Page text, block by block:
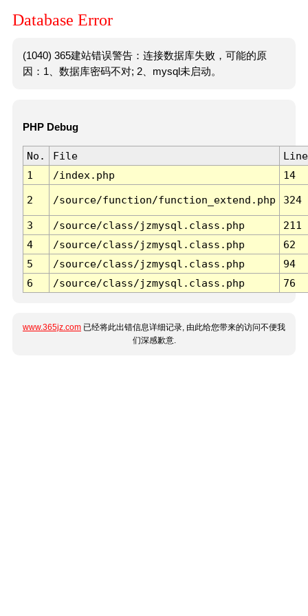
Database Error
(1040) 365建站错误警告：连接数据库失败，可能的原
因：1、数据库密码不对; 2、mysql未启动。
PHP Debug
No. File
Line
1
/index.php 14
2 /source/function/function_extend.php 324
3 /source/class/jzmysql.class.php
211
4
/source/class/jzmysql.class.php
62
5
/source/class/jzmysql.class.php
94
6
/source/class/jzmysql.class.php 76
www.365jz.com 已经将此出错信息详细记录, 由此给您带来的访问不便我
们深感歉意.